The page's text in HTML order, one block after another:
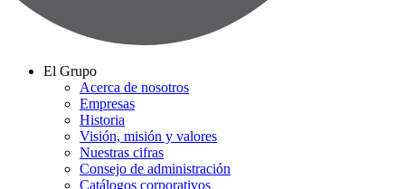
El Grupo
Acerca de nosotros
Empresas
Historia
Visión, misión y valores
Nuestras cifras
Consejo de administración
Catálogos corporativos